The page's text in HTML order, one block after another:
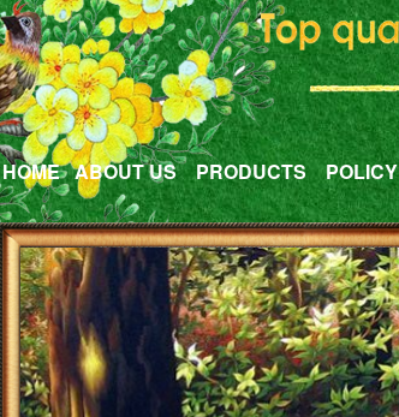
HOME ABOUT US PRODUCTS POLICY